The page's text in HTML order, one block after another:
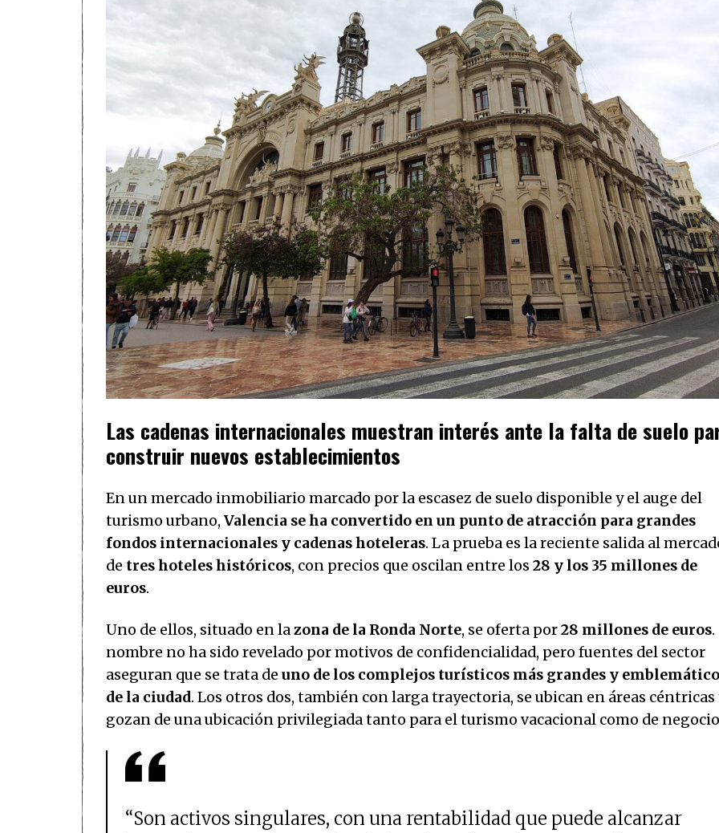
Las cadenas internacionales muestran interés ante la falta de suelo
construir nuevos establecimientos
En un mercado inmobiliario marcado por la escasez de suelo disponible y el auge del
turismo urbano, Valencia se ha convertido en un punto de atracción para grandes
fondos internacionales y cadenas hoteleras. La prueba es la reciente salida al
de tres hoteles históricos, con precios que oscilan entre los 28 y los 35 millones de
euros.
Uno de ellos, situado en lazona de la Ronda Norte, se oferta por28 millones de euros
nombre no ha sido revelado por motivos de confidencialidad, pero fuentes del sector
aseguran que se trata de uno de los complejos turísticos más grandes y
de la ciudad. Los otros dos, también con larga trayectoria, se ubican en áreas céntricas
gozan de una ubicación privilegiada tanto para el turismo vacacional como de
“Son activos singulares, con una rentabilidad que puede alcanzar